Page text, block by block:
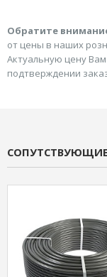
Обратите
от цены в наших
Актуальную цену
подтверждении